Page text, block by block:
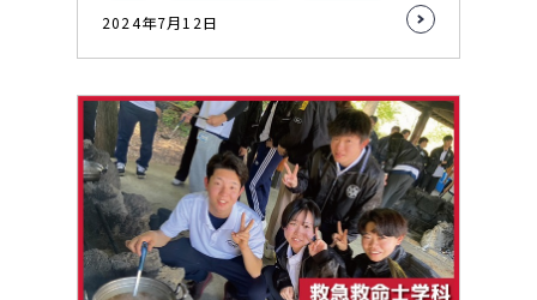
2024年7月12日